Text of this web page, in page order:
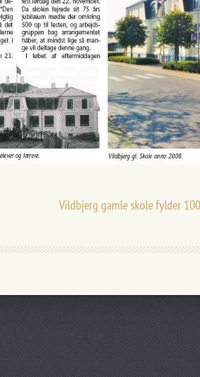
Vildbjerg gamle skole fylder